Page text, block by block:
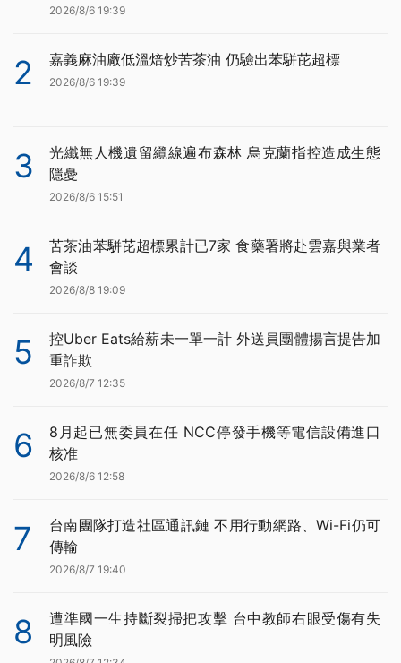
2026/8/6 19:39
2 嘉義麻油廠低溫焙炒苦茶油 仍驗出苯駢芘超標
2026/8/6 19:39
3
光纖無人機遺留纜線遍布森林 烏克蘭指控造成生態
隱憂
2026/8/6 15:51
4
苦茶油苯駢芘超標累計已7家 食藥署將赴雲嘉與業者
會談
2026/8/8 19:09
5
控Uber Eats給薪未一單一計 外送員團體揚言提告加
重詐欺
2026/8/7 12:35
6
8月起已無委員在任 NCC停發手機等電信設備進口
核准
2026/8/6 12:58
7
台南團隊打造社區通訊鏈 不用行動網路、Wi-Fi仍可
傳輸
2026/8/7 19:40
8
遭準國一生持斷裂掃把攻擊 台中教師右眼受傷有失
明風險